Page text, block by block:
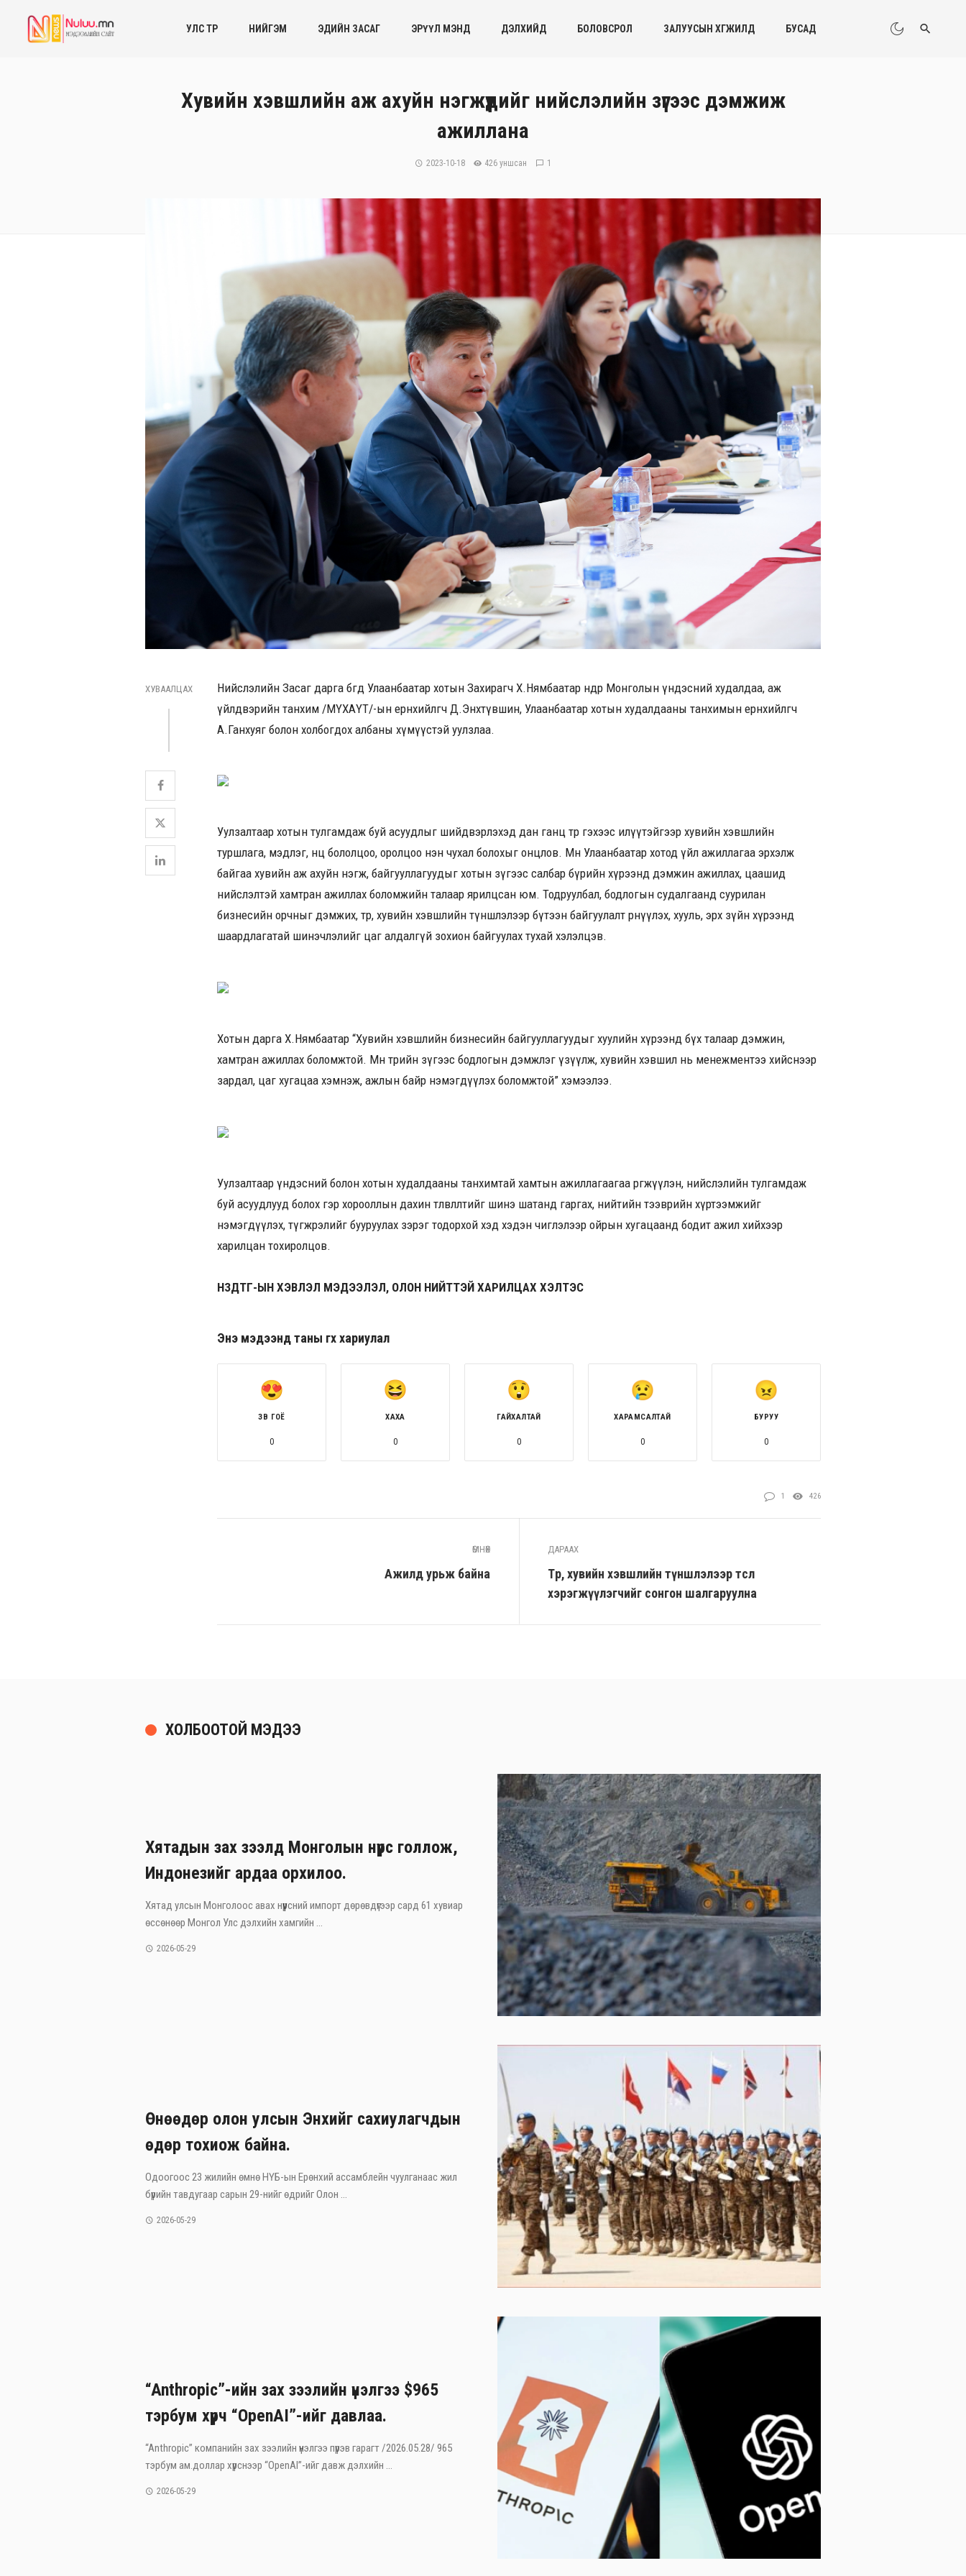
УЛС ТӨР НИЙГЭМ ЭДИЙН ЗАСАГ ЭРҮҮЛ МЭНД ДЭЛХИЙД БОЛОВСРОЛ ЗАЛУУСЫН ХӨГЖИЛД БУСАД
Хувийн хэвшлийн аж ахуйн нэгжүүдийг нийслэлийн зүгээс дэмжиж
ажиллана
2023-10-18 426 уншсан 1
ХУВААЛЦАХ
Нийслэлийн Засаг дарга бөгөөд Улаанбаатар хотын Захирагч Х.Нямбаатар өнөөдөр Монголын үндэсний худалдаа, аж
үйлдвэрийн танхим /МҮХАҮТ/-ын ерөнхийлөгч Д.Энхтүвшин, Улаанбаатар хотын худалдааны танхимын ерөнхийлөгч
А.Ганхуяг болон холбогдох албаны хүмүүстэй уулзлаа.
Уулзалтаар хотын тулгамдаж буй асуудлыг шийдвэрлэхэд дан ганц төр гэхээс илүүтэйгээр хувийн хэвшлийн
туршлага, мэдлэг, нөөц бололцоо, оролцоо нэн чухал болохыг онцлов. Мөн Улаанбаатар хотод үйл ажиллагаа эрхэлж
байгаа хувийн аж ахуйн нэгж, байгууллагуудыг хотын зүгээс салбар бүрийн хүрээнд дэмжин ажиллах, цаашид
нийслэлтэй хамтран ажиллах боломжийн талаар ярилцсан юм. Тодруулбал, бодлогын судалгаанд суурилан
бизнесийн орчныг дэмжих, төр, хувийн хэвшлийн түншлэлээр бүтээн байгуулалт өрнүүлэх, хууль, эрх зүйн хүрээнд
шаардлагатай шинэчлэлийг цаг алдалгүй зохион байгуулах тухай хэлэлцэв.
Хотын дарга Х.Нямбаатар “Хувийн хэвшлийн бизнесийн байгууллагуудыг хуулийн хүрээнд бүх талаар дэмжин,
хамтран ажиллах боломжтой. Мөн төрийн зүгээс бодлогын дэмжлэг үзүүлж, хувийн хэвшил нь менежментээ хийснээр
зардал, цаг хугацаа хэмнэж, ажлын байр нэмэгдүүлэх боломжтой” хэмээлээ.
Уулзалтаар үндэсний болон хотын худалдааны танхимтай хамтын ажиллагаагаа өргөжүүлэн, нийслэлийн тулгамдаж
буй асуудлууд болох гэр хорооллын дахин төлөвлөлтийг шинэ шатанд гаргах, нийтийн тээврийн хүртээмжийг
нэмэгдүүлэх, түгжрэлийг бууруулах зэрэг тодорхой хэд хэдэн чиглэлээр ойрын хугацаанд бодит ажил хийхээр
харилцан тохиролцов.
НЗДТГ-ЫН ХЭВЛЭЛ МЭДЭЭЛЭЛ, ОЛОН НИЙТТЭЙ ХАРИЛЦАХ ХЭЛТЭС
Энэ мэдээнд таны өгөх хариулал
ЗӨВ ГОЁ
0
ХАХА
0
ГАЙХАЛТАЙ
0
ХАРАМСАЛТАЙ
0
БУРУУ
0
1 426
ӨМНӨХ
Ажилд урьж байна
ДАРААХ
Төр, хувийн хэвшлийн түншлэлээр төсөл
хэрэгжүүлэгчийг сонгон шалгаруулна
ХОЛБООТОЙ МЭДЭЭ
Хятадын зах зээлд Монголын нүүрс голлож,
Индонезийг ардаа орхилоо.
Хятад улсын Монголоос авах нүүрсний импорт дөрөвдүгээр сард 61 хувиар
өссөнөөр Монгол Улс дэлхийн хамгийн ...
2026-05-29
Өнөөдөр олон улсын Энхийг сахиулагчдын
өдөр тохиож байна.
Одоогоос 23 жилийн өмнө НҮБ-ын Ерөнхий ассамблейн чуулганаас жил
бүрийн тавдугаар сарын 29-нийг өдрийг Олон ...
2026-05-29
“Anthropic”-ийн зах зээлийн үнэлгээ $965
тэрбум хүрч “OpenAI”-ийг давлаа.
“Anthropic” компанийн зах зээлийн үнэлгээ пүрэв гарагт /2026.05.28/ 965
тэрбум ам.доллар хүрснээр “OpenAI”-ийг давж дэлхийн ...
2026-05-29